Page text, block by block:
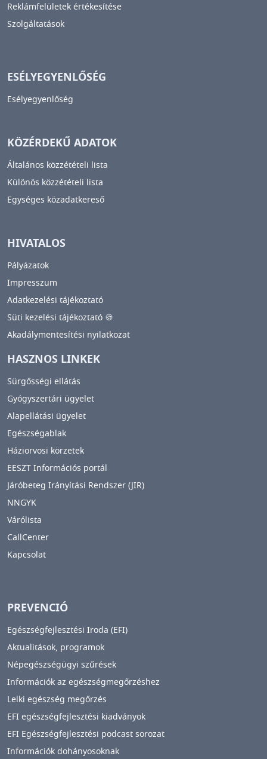
Reklámfelületek értékesítése
Szolgáltatások
ESÉLYEGYENLŐSÉG
Esélyegyenlőség
KÖZÉRDEKŰ ADATOK
Általános közzétételi lista
Különös közzétételi lista
Egységes közadatkereső
HIVATALOS
Pályázatok
Impresszum
Adatkezelési tájékoztató
Süti kezelési tájékoztató 🍪
Akadálymentesítési nyilatkozat
HASZNOS LINKEK
Sürgősségi ellátás
Gyógyszertári ügyelet
Alapellátási ügyelet
Egészségablak
Háziorvosi körzetek
EESZT Információs portál
Járóbeteg Irányítási Rendszer (JIR)
NNGYK
Várólista
CallCenter
Kapcsolat
PREVENCIÓ
Egészségfejlesztési Iroda (EFI)
Aktualitások, programok
Népegészségügyi szűrések
Információk az egészségmegőrzéshez
Lelki egészség megőrzés
EFI egészségfejlesztési kiadványok
EFI Egészségfejlesztési podcast sorozat
Információk dohányosoknak